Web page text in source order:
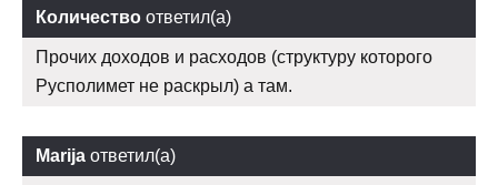
Количество ответил(а)
Прочих доходов и расходов (структуру которого
Русполимет не раскрыл) а там.
Marija ответил(а)